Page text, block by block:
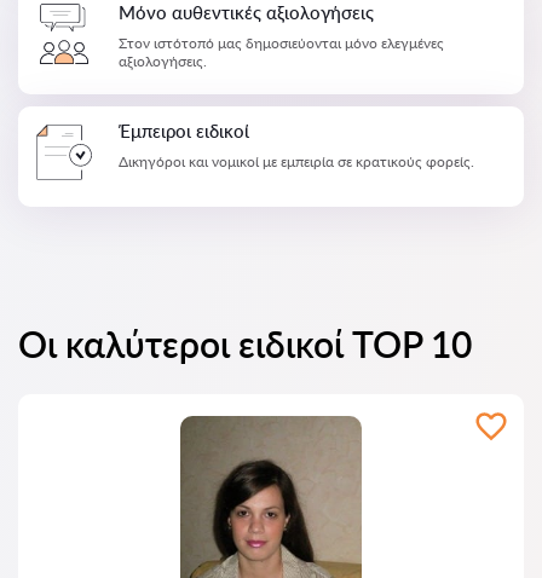
Μόνο αυθεντικές αξιολογήσεις
Στον ιστότοπό μας δημοσιεύονται μόνο ελεγμένες
αξιολογήσεις.
Έμπειροι ειδικοί
Δικηγόροι και νομικοί με εμπειρία σε κρατικούς φορείς.
Οι καλύτεροι ειδικοί TOP 10